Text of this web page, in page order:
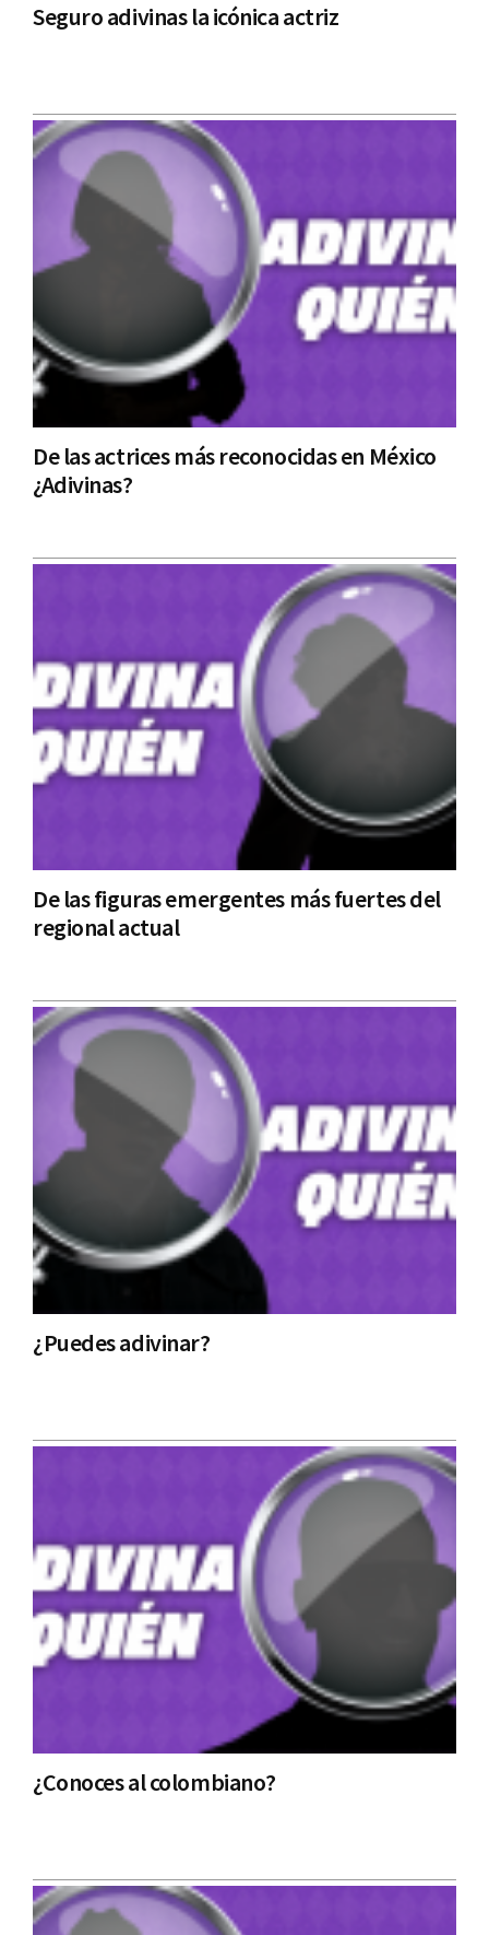
Seguro adivinas la icónica actriz
De las actrices más reconocidas en México
¿Adivinas?
De las figuras emergentes más fuertes del
regional actual
¿Puedes adivinar?
¿Conoces al colombiano?